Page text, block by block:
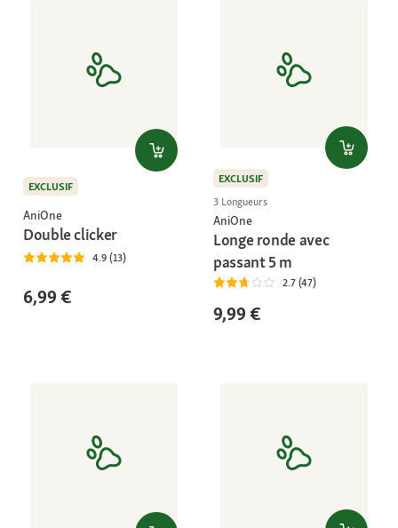
EXCLUSIF
AniOne
Double clicker
4.9 (13)
6,99 €
EXCLUSIF
3 Longueurs
AniOne
Longe ronde avec
passant 5 m
2.7 (47)
9,99 €